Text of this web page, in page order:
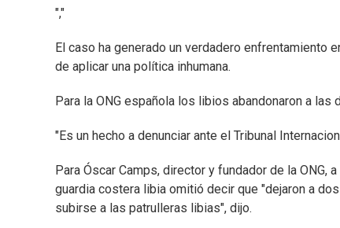
","
El caso ha generado un verdadero enfrentamiento
de aplicar una política inhumana.
Para la ONG española los libios abandonaron a
"Es un hecho a denunciar ante el Tribunal
Para Óscar Camps, director y fundador de la
guardia costera libia omitió decir que "dejaron a
subirse a las patrulleras libias", dijo.